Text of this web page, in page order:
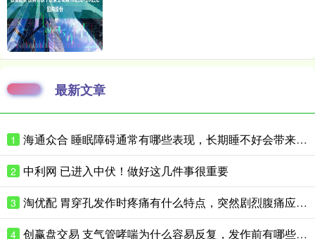
最新文章
1 海通众合 睡眠障碍通常有哪些表现，长期睡不好会带来什么影响
2 中利网 已进入中伏！做好这几件事很重要
3 淘优配 胃穿孔发作时疼痛有什么特点，突然剧烈腹痛应如何紧急处理
4 创赢盘交易 支气管哮喘为什么容易反复，发作前有哪些预警表现